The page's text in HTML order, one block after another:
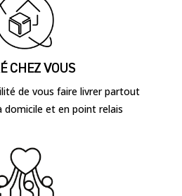
CHEZ VOUS
de vous faire livrer partout
domicile et en point relais